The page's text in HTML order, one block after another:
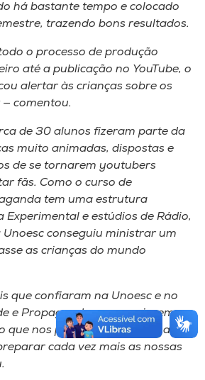
há bastante tempo e colocado
trazendo bons resultados.
o processo de produção
até a publicação no YouTube, o
alertar às crianças sobre os
comentou.
de 30 alunos fizeram parte da
muito animadas, dispostas e
de se tornarem youtubers
fãs. Como o curso de
tem uma estrutura
Experimental e estúdios de Rádio,
Unoesc conseguiu ministrar um
as crianças do mundo
que confiaram na Unoesc e no
e Propaganda para enviarem
que nos próximos anos tenhamos
cada vez mais as nossas